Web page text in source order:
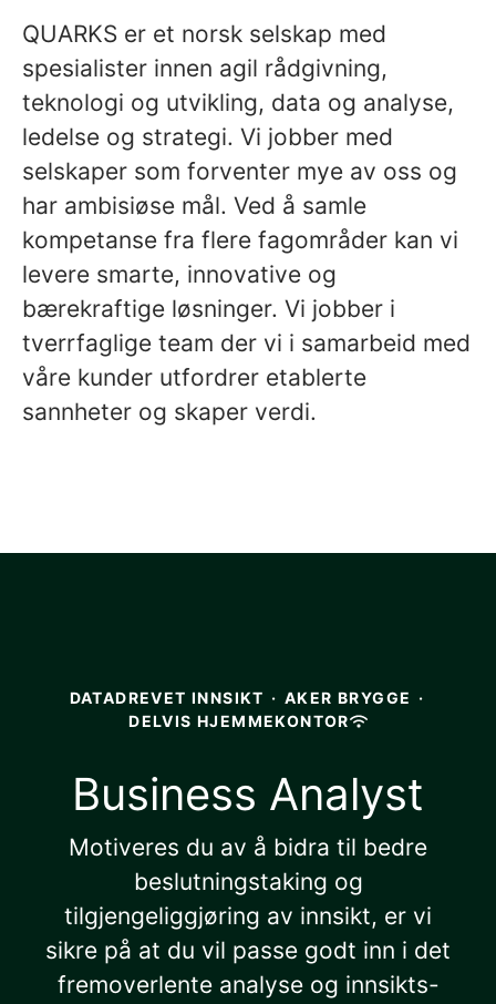
QUARKS er et norsk selskap med
spesialister innen agil rådgivning,
teknologi og utvikling, data og analyse,
ledelse og strategi. Vi jobber med
selskaper som forventer mye av oss og
har ambisiøse mål. Ved å samle
kompetanse fra flere fagområder kan vi
levere smarte, innovative og
bærekraftige løsninger. Vi jobber i
tverrfaglige team der vi i samarbeid med
våre kunder utfordrer etablerte
sannheter og skaper verdi.
DATADREVET INNSIKT · AKER BRYGGE ·
DELVIS HJEMMEKONTOR
Business Analyst
Motiveres du av å bidra til bedre
beslutningstaking og
tilgjengeliggjøring av innsikt, er vi
sikre på at du vil passe godt inn i det
fremoverlente analyse og innsikts-